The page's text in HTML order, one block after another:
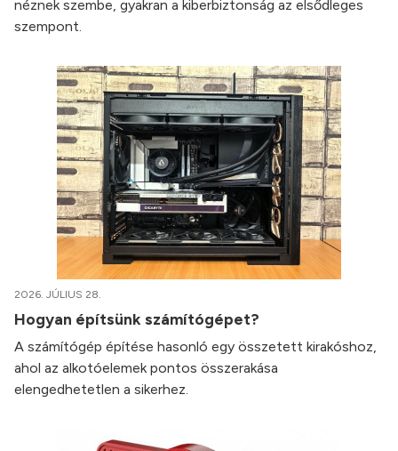
néznek szembe, gyakran a kiberbiztonság az elsődleges
szempont.
2026. JÚLIUS 28.
Hogyan építsünk számítógépet?
A számítógép építése hasonló egy összetett kirakóshoz,
ahol az alkotóelemek pontos összerakása
elengedhetetlen a sikerhez.